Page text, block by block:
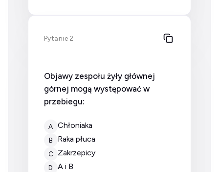
Pytanie 2
Objawy zespołu żyły głównej
górnej mogą występować w
przebiegu:
A chłoniaka
B raka płuca
C zakrzepicy
D A i B